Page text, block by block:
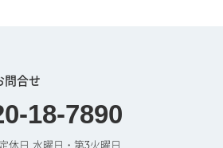
問合せ
18-7890
休日 水曜日・第3火曜日